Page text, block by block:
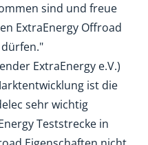
sind und freue
ExtraEnergy Offroad
ExtraEnergy e.V.)
ist die
sehr wichtig
Teststrecke in